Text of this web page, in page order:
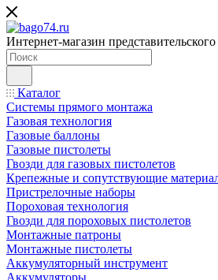
Интернет-магазин представительского
Каталог
Системы прямого монтажа
Газовая технология
Газовые баллоны
Газовые пистолеты
Гвозди для газовых пистолетов
Крепежные и сопутствующие
Пристрелочные наборы
Пороховая технология
Гвозди для пороховых пистолетов
Монтажные патроны
Монтажные пистолеты
Аккумуляторный инструмент
Аккумуляторы